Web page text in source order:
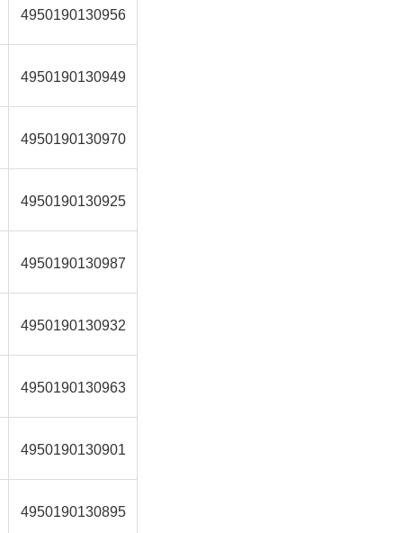
4950190130956
4950190130949
4950190130970
4950190130925
4950190130987
4950190130932
4950190130963
4950190130901
4950190130895